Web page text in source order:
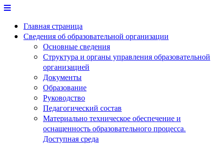
Перейти
содержимому
Главная страница
Сведения об образовательной организации
Основные сведения
Структура и органы управления образовательной
организацией
Документы
Образование
Руководство
Педагогический состав
Материально техническое обеспечение и
оснащенность образовательного процесса.
Доступная среда